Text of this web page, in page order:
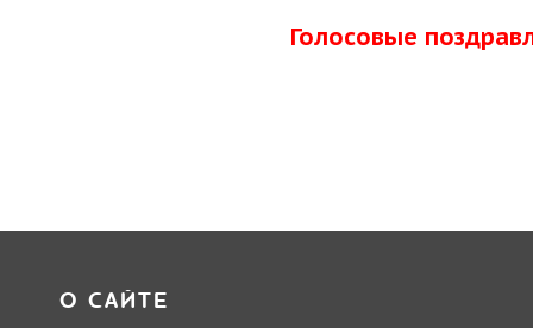
Голосовые
О САЙТЕ